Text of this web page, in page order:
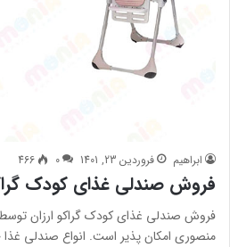
ابراهیم فروردین 23, 1401 0
466
فروش صندلی غذای کودک
فروش صندلی غذای کودک گراکو ارزان
منصوری امکان پذیر است. انواع صندلی